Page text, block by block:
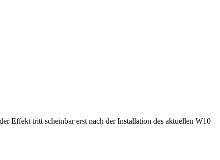
Effekt tritt scheinbar erst nach der Installation des aktuellen W10